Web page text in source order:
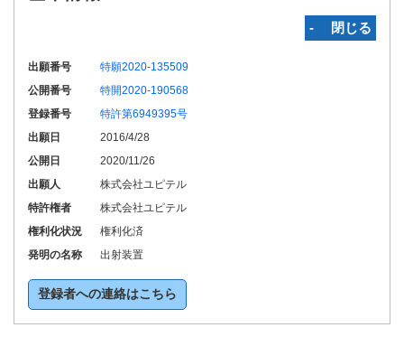
‐ 閉じる
出願番号
特願2020-135509
公開番号
特開2020-190568
登録番号
特許第6949395号
出願日
2016/4/28
公開日
2020/11/26
出願人
株式会社ユピテル
特許権者
株式会社ユピテル
権利化状況
権利化済
発明の名称
出射装置
登録者への連絡はこちら